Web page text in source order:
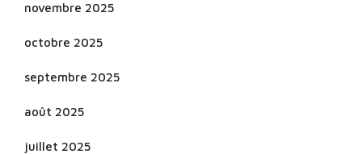
novembre 2025
octobre 2025
septembre 2025
août 2025
juillet 2025